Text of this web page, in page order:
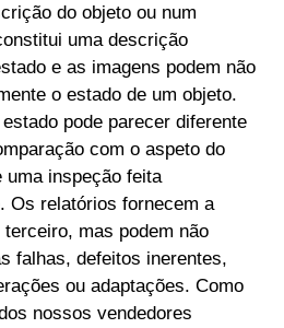
do objeto ou num
uma descrição
e as imagens podem não
o estado de um objeto.
pode parecer diferente
com o aspeto do
uma inspeção feita
Os relatórios fornecem a
terceiro, mas podem não
falhas, defeitos inerentes,
ou adaptações. Como
nossos vendedores